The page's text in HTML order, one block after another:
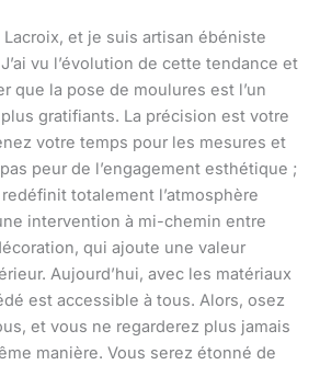
Lacroix, et je suis artisan ébéniste
vu l’évolution de cette tendance et
que la pose de moulures est l’un
gratifiants. La précision est votre
votre temps pour les mesures et
peur de l’engagement esthétique ;
totalement l’atmosphère
intervention à mi-chemin entre
qui ajoute une valeur
Aujourd’hui, avec les matériaux
est accessible à tous. Alors, osez
et vous ne regarderez plus jamais
manière. Vous serez étonné de